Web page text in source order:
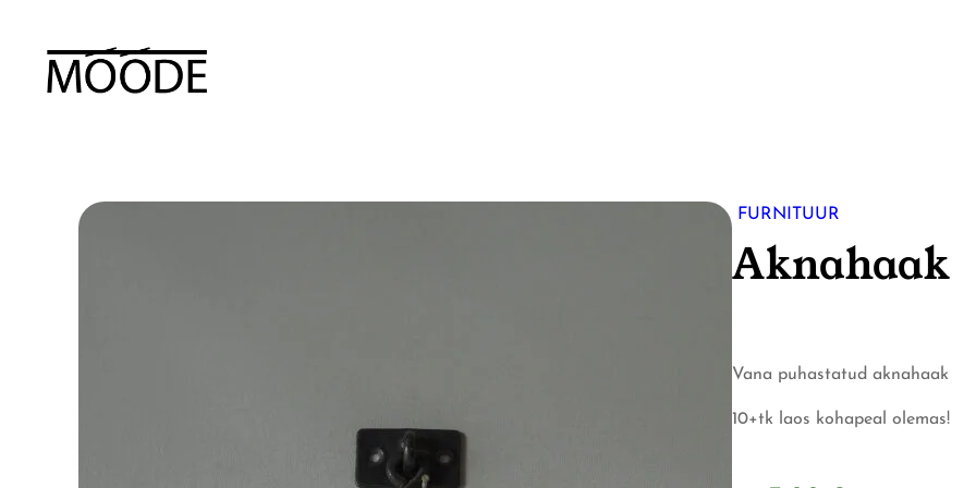
FURNITUUR
Aknahaak
Vana puhastatud aknahaak
10+tk laos kohapeal olemas!